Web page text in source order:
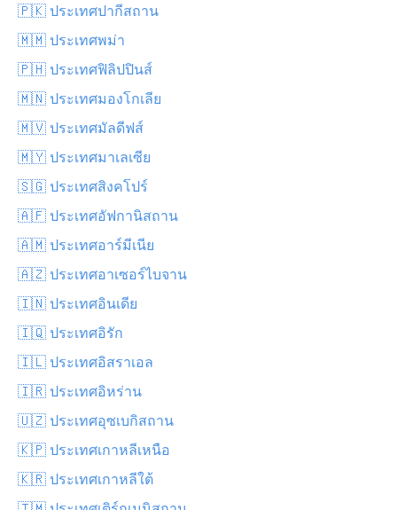
🇵🇰 ประเทศปากีสถาน
🇲🇲 ประเทศพม่า
🇵🇭 ประเทศฟิลิปปินส์
🇲🇳 ประเทศมองโกเลีย
🇲🇻 ประเทศมัลดีฟส์
🇲🇾 ประเทศมาเลเซีย
🇸🇬 ประเทศสิงคโปร์
🇦🇫 ประเทศอัฟกานิสถาน
🇦🇲 ประเทศอาร์มีเนีย
🇦🇿 ประเทศอาเซอร์ไบจาน
🇮🇳 ประเทศอินเดีย
🇮🇶 ประเทศอิรัก
🇮🇱 ประเทศอิสราเอล
🇮🇷 ประเทศอิหร่าน
🇺🇿 ประเทศอุซเบกิสถาน
🇰🇵 ประเทศเกาหลีเหนือ
🇰🇷 ประเทศเกาหลีใต้